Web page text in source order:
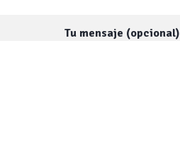
Tu mensaje (opcional)